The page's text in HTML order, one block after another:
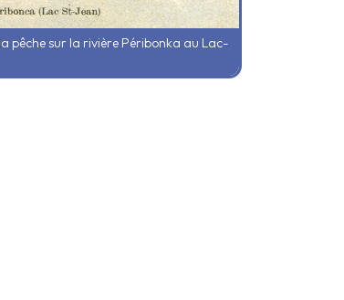
pêche sur la rivière Péribonka au Lac-